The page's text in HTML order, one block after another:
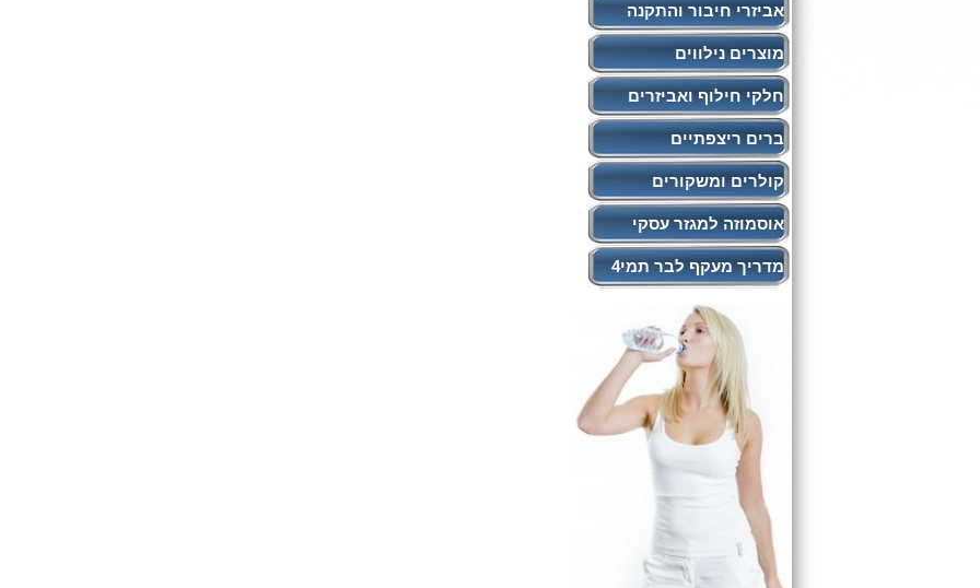
אביזרי חיבור והתקנה
מוצרים נילווים
חלקי חילוף ואביזרים
ברים ריצפתיים
קולרים ומשקורים
אוסמוזה למגזר עסקי
מדריך מעקף לבר תמי4